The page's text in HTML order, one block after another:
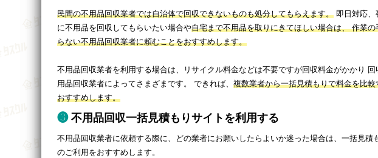
民間の不用品回収業者では自治体で回収できないものも処分してもらえます。即日対応、
に不用品を回収してもらいたい場合や自宅まで不用品を取りにきてほしい場合は、 作業の
らない不用品回収業者に頼むことをおすすめします。
不用品回収業者を利用する場合は、リサイクル料金などは不要ですが回収料金がかかり 回
用品回収業者によってさまざまです。 できれば、 複数業者から一括見積もりで料金を比較
おすすめします。
不用品回収一括見積もりサイトを利用する
不用品回収業者に依頼する際に、どの業者にお願いしたらよいか迷った場合は、一括見積
のご利用をおすすめします。